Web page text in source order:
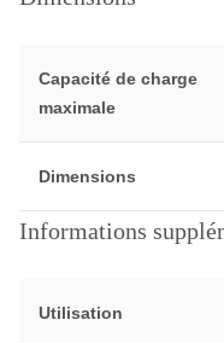
Capacité de charge
maximale
Dimensions
Informations
Utilisation